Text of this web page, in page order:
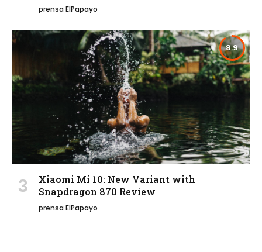
prensa ElPapayo
8.9
Xiaomi Mi 10: New Variant with
Snapdragon 870 Review
prensa ElPapayo